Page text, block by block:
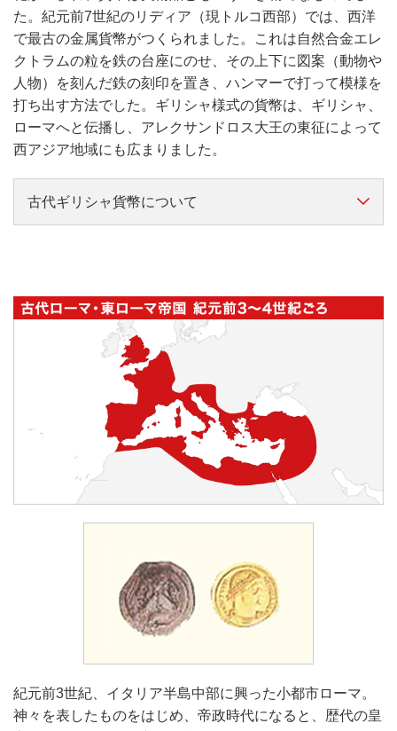
た。紀元前7世紀のリディア（現トルコ西部）では、西洋
で最古の金属貨幣がつくられました。これは自然合金エレ
クトラムの粒を鉄の台座にのせ、その上下に図案（動物や
人物）を刻んだ鉄の刻印を置き、ハンマーで打って模様を
打ち出す方法でした。ギリシャ様式の貨幣は、ギリシャ、
ローマへと伝播し、アレクサンドロス大王の東征によって
西アジア地域にも広まりました。
古代ギリシャ貨幣について
紀元前3世紀、イタリア半島中部に興った小都市ローマ。
神々を表したものをはじめ、帝政時代になると、歴代の皇